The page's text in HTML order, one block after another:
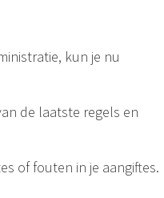
kun je nu
de laatste regels en
of fouten in je aangiftes.